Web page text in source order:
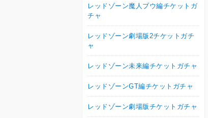
レッドゾーン魔人ブウ編チケットガ
チャ
レッドゾーン劇場版2チケットガチ
ャ
レッドゾーン未来編チケットガチャ
レッドゾーンGT編チケットガチャ
レッドゾーン劇場版チケットガチャ